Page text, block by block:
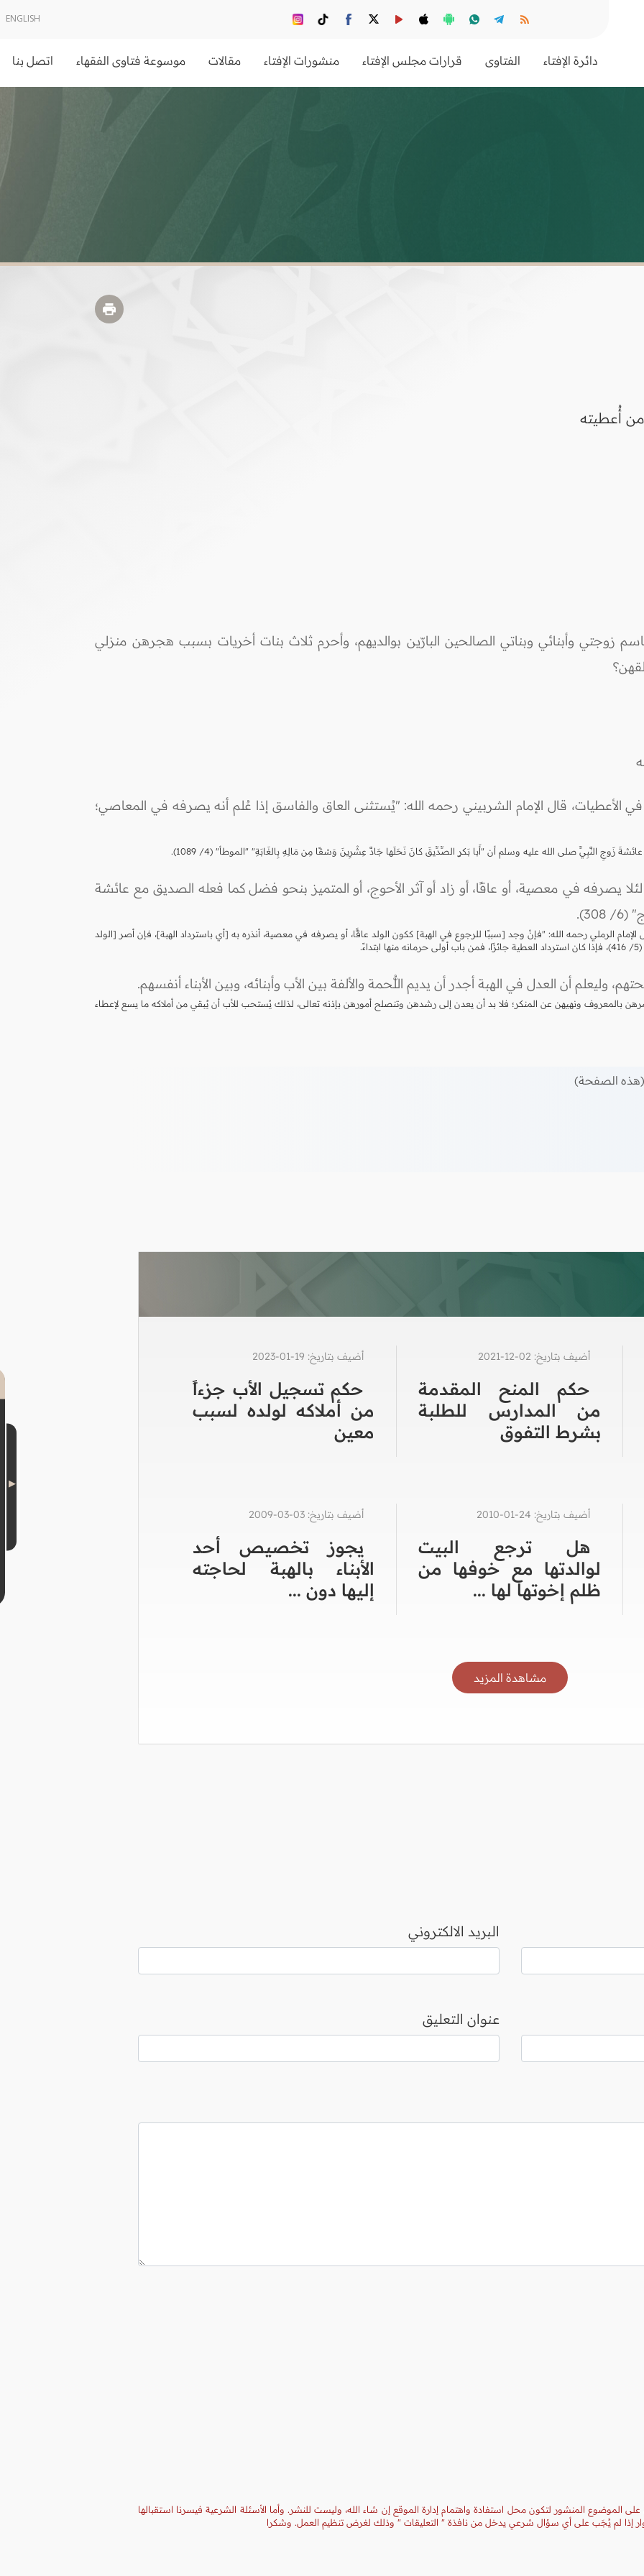
ENGLISH
دائرة الإفتاء الفتاوى قرارات مجلس الإفتاء منشورات الإفتاء مقالات موسوعة فتاوى الفقهاء اتصل بنا
من أُعطيته
وأبنائي وبناتي الصالحين البارّين بوالديهم، وأحرم ثلاث بنات أخريات بسبب هجرهن منزلي
في الأعطيات، قال الإمام الشربيني رحمه الله: "يُستثنى العاق والفاسق إذا عُلم أنه يصرفه في المعاصي؛
زَوجِ النَّبِيِّ صلى الله عليه وسلم أن "أَبا بَكرٍ الصِّدِّيقَ كانَ نَحَلَها جَادَّ عِشْرِينَ وَسْقًا مِن مَالِهِ بِالغَابَةِ" "الموطأ" (4/ 1089).
يصرفه في معصية، أو عاقًا، أو زاد أو آثر الأحوج، أو المتميز بنحو فضل كما فعله الصديق مع عائشة
الإمام الرملي رحمه الله: "فإنْ وجد [سببًا للرجوع في الهبة] ككون الولد عاقًّا، أو يصرفه في معصية، أنذره به [أي باسترداد الهبة]، فإن أصر [الولد
وليعلم أن العدل في الهبة أجدر أن يديم اللُّحمة والألفة بين الأب وأبنائه، وبين الأبناء أنفسهم.
بالمعروف ونهيهن عن المنكر؛ فلا بد أن يعدن إلى رشدهن وتنصلح أمورهن بإذنه تعالى، لذلك يُستحب للأب أن يُبقي من أملاكه ما يسع لإعطاء
(هذه الصفحة)
أضيف بتاريخ: 02-12-2021
حكم المنح المقدمة
من المدارس للطلبة
بشرط التفوق
أضيف بتاريخ: 19-01-2023
حكم تسجيل الأب جزءاً
من أملاكه لولده لسبب
معين
أضيف بتاريخ: 24-01-2010
هل ترجع البيت
لوالدتها مع خوفها من
ظلم إخوتها لها ...
أضيف بتاريخ: 03-03-2009
يجوز تخصيص أحد
الأبناء بالهبة لحاجته
إليها دون ...
مشاهدة المزيد
البريد الالكتروني
عنوان التعليق
الموضوع المنشور لتكون محل استفادة واهتمام إدارة الموقع إن شاء الله، وليست للنشر. وأما الأسئلة الشرعية فيسرنا استقبالها
إذا لم يُجَب على أي سؤال شرعي يدخل من نافذة " التعليقات " وذلك لغرض تنظيم العمل. وشكرا